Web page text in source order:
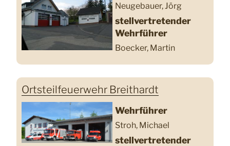
Neugebauer, Jörg
stellvertretender
Wehrführer
Boecker, Martin
Ortsteilfeuerwehr Breithardt
Wehrführer
Stroh, Michael
stellvertretender